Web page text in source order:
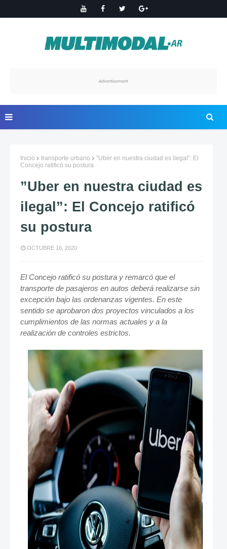
Inicio transporte urbano
”Uber en nuestra ciudad es ilegal”: El
Concejo ratificó su postura
”Uber en nuestra ciudad es
ilegal”: El Concejo ratificó
su postura
OCTUBRE 16, 2020
El Concejo ratificó su postura y remarcó que el
transporte de pasajeros en autos deberá realizarse sin
excepción bajo las ordenanzas vigentes. En este
sentido se aprobaron dos proyectos vinculados a los
cumplimientos de las normas actuales y a la
realización de controles estrictos.